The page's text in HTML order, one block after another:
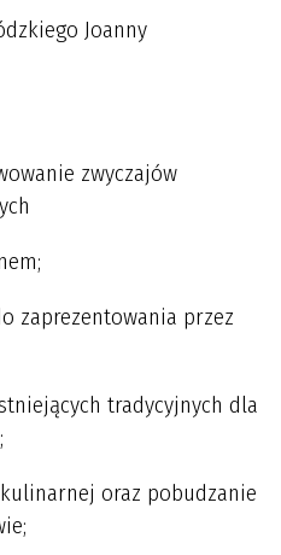
Joanny
zwyczajów
zaprezentowania przez
tradycyjnych dla
oraz pobudzanie